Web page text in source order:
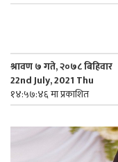
श्रावण ७ गते, २०७८ बिहिवार
22nd July, 2021 Thu
१४:५७:४६ मा प्रकाशित